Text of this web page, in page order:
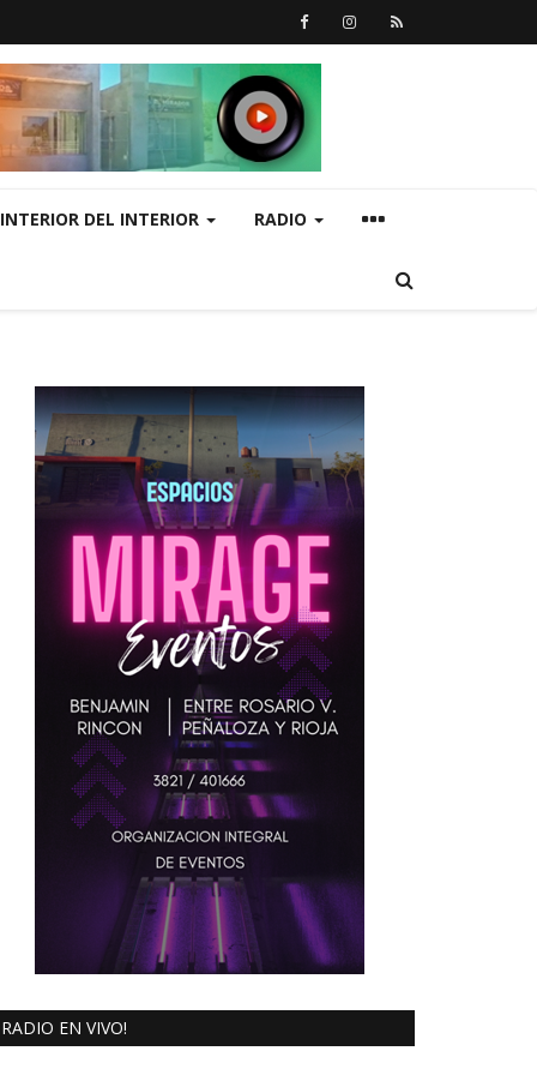
INTERIOR DEL INTERIOR RADIO
RADIO EN VIVO!